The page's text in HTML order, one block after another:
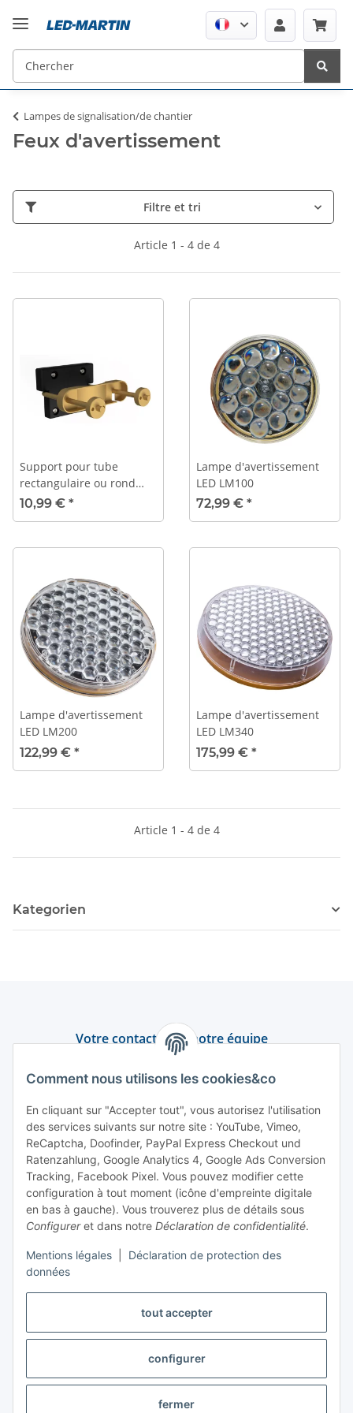
tout accepter
configurer
fermer
Comment nous utilisons les cookies&co
En cliquant sur "Accepter tout", vous autorisez l'utilisation
des services suivants sur notre site : YouTube, Vimeo,
ReCaptcha, Doofinder, PayPal Express Checkout und
Ratenzahlung, Google Analytics 4, Google Ads Conversion
Tracking, Facebook Pixel. Vous pouvez modifier cette
configuration à tout moment (icône d'empreinte digitale
en bas à gauche). Vous trouverez plus de détails sous
Configureret dans notre Déclaration de confidentialité.
Mentions légales
Déclaration de protection des
données
Lampes de signalisation/de chantier
Feux d'avertissement
Filtre et tri
Article 1 - 4 de 4
Support pour tube
rectangulaire ou rond
jusqu'à 55 mm
10,99 € *
Lampe d'avertissement
LED LM100
72,99 € *
Lampe d'avertissement
LED LM200
122,99 € *
Lampe d'avertissement
LED LM340
175,99 € *
Article 1 - 4 de 4
Kategorien
Votre contact avec notre équipe
Trouver un interlocuteur
Information et service
Paiement et livraison